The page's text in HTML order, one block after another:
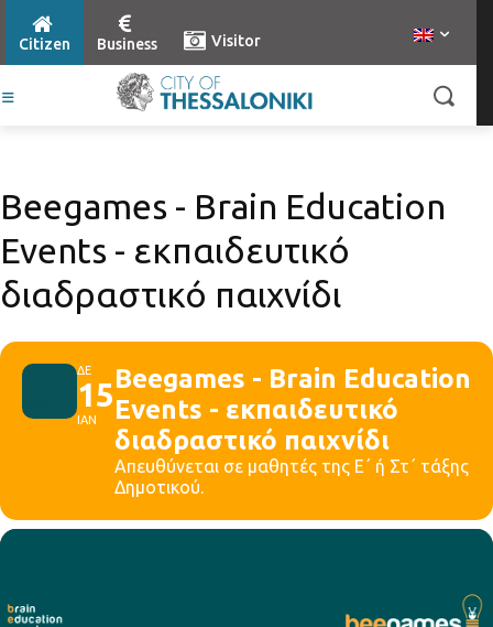
Citizen Business Visitor
Βeegames - Brain Education
Events - εκπαιδευτικό
διαδραστικό παιχνίδι
ΔΕ
15
ΙΑΝ
Βeegames - Brain Education
Events - εκπαιδευτικό
διαδραστικό παιχνίδι
Απευθύνεται σε μαθητές της Ε΄ ή Στ΄ τάξης
Δημοτικού.